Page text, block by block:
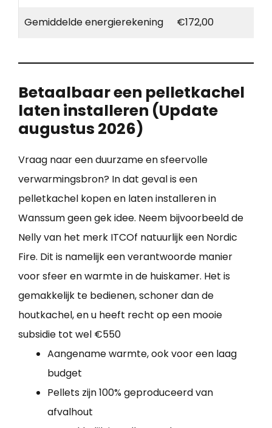
Gemiddelde energierekening €172,00
Betaalbaar een pelletkachel
laten installeren (Update
augustus 2026)
Vraag naar een duurzame en sfeervolle
verwarmingsbron? In dat geval is een
pelletkachel kopen en laten installeren in
Wanssum geen gek idee. Neem bijvoorbeeld de
Nelly van het merk ITCOf natuurlijk een Nordic
Fire. Dit is namelijk een verantwoorde manier
voor sfeer en warmte in de huiskamer. Het is
gemakkelijk te bedienen, schoner dan de
houtkachel, en u heeft recht op een mooie
subsidie tot wel €550
Aangename warmte, ook voor een laag
budget
Pellets zijn 100% geproduceerd van
afvalhout